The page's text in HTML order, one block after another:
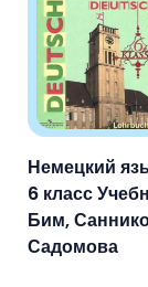
Немецкий
6 класс
Бим,
Садомова